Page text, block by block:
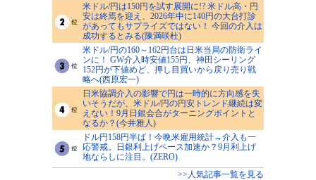
米ドル/円は150円を試す展開に!? 米ドル高・円
安は終焉を迎え、2026年中に140円の大台打診
があってもサプライズではない！ 今回の介入は
成功するとみる(陳満咲杜)
米ドル/円の160～162円台は日米当局の防衛ライ
ンに！ GW介入時安値155円、神田シーリング
152円が下値めど、押し目買いから戻り売り戦
略へ(西原宏一)
日米協調介入の影響で円は一時的に方向感を失
いそうだが、米ドル/円の円安トレンド継続は変
えない！9月日銀会合がターニングポイントと
なるか？(今井雅人)
ドル円158円半ば！今晩米雇用統計→介入も一
応警戒。日銀利上げペース加速か？9月利上げ
地ならしに注目。(ZERO)
>>人気記事一覧を見る